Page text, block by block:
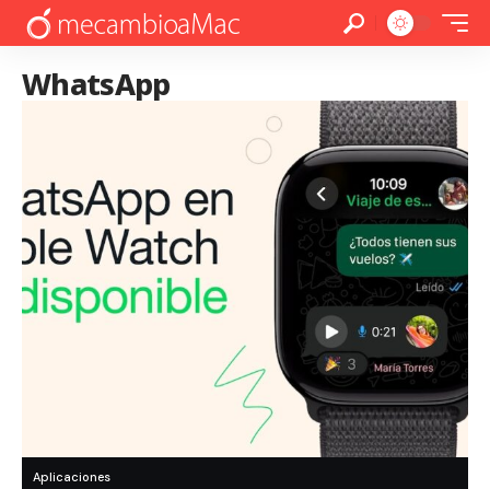
WhatsApp
Aplicaciones